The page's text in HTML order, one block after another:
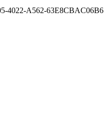
4022-A562-63E8CBAC06B6